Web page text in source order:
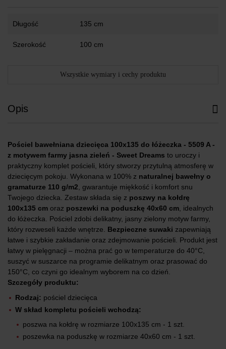
Długość 135 cm
Szerokość 100 cm
Wszystkie wymiary i cechy produktu
Opis
Pościel bawełniana dziecięca 100x135 do łóżeczka - 5509 A -
z motywem farmy jasna zieleń - Sweet Dreams to uroczy i
praktyczny komplet pościeli, który stworzy przytulną atmosferę w
dziecięcym pokoju. Wykonana w 100% z naturalnej bawełny o
gramaturze 110 g/m2, gwarantuje miękkość i komfort snu
Twojego dziecka. Zestaw składa się z poszwy na kołdrę
100x135 cm oraz poszewki na poduszkę 40x60 cm, idealnych
do łóżeczka. Pościel zdobi delikatny, jasny zielony motyw farmy,
który rozweseli każde wnętrze. Bezpieczne suwaki zapewniają
łatwe i szybkie zakładanie oraz zdejmowanie pościeli. Produkt jest
łatwy w pielęgnacji – można prać go w temperaturze do 40°C,
suszyć w suszarce na programie delikatnym oraz prasować do
150°C, co czyni go idealnym wyborem na co dzień.
Szczegóły produktu:
Rodzaj: pościel dziecięca
W skład kompletu pościeli wchodzą:
poszwa na kołdrę w rozmiarze 100x135 cm - 1 szt.
poszewka na poduszkę w rozmiarze 40x60 cm - 1 szt.